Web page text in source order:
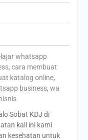
whatsapp
, cara membuat
katalog online,
business,wa
Sobat KDJ di
kali ini kami
kesehatan untuk